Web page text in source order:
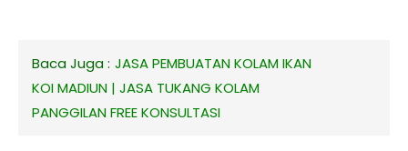
Baca Juga : JASA PEMBUATAN KOLAM IKAN
KOI MADIUN | JASA TUKANG KOLAM
PANGGILAN FREE KONSULTASI